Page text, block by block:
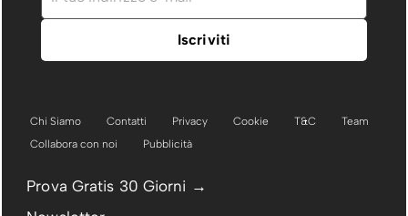
Chi Siamo Contatti Privacy Cookie T&C
Team
Collabora con noi
Pubblicità
Prova Gratis 30 Giorni →